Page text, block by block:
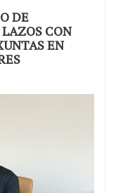
DE
CON
EN